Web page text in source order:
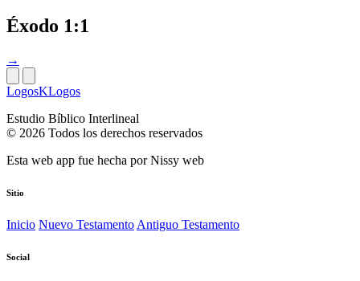
Éxodo 1:1
→
LogosKLogos
Estudio Bíblico Interlineal
© 2026 Todos los derechos reservados
Esta web app fue hecha porNissy web
Sitio
Inicio Nuevo Testamento Antiguo Testamento
Social